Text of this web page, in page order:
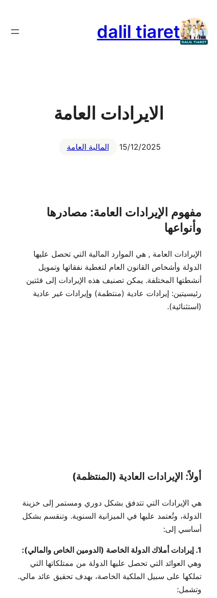
إلى
المحتوى
dalil tiaret
الايرادات العامة
15/12/2025 المالية العامة
مفهوم الإيرادات العامة: مصادرها
وأنواعها
الإيرادات العامة , هي الموارد المالية التي تحصل عليها
الدولة وأشخاص القانون العام لتغطية نفقاتها وتمويل
أنشطتها المختلفة. يمكن تصنيف هذه الإيرادات إلى فئتين
رئيسيتين: إيرادات عادية (منتظمة) وإيرادات غير عادية
(استثنائية).
أولاً: الإيرادات العادية (المنتظمة)
هي الإيرادات التي تتدفق بشكل دوري ومستمر إلى خزينة
الدولة، وتُعتمد عليها في الميزانية السنوية. وتنقسم بشكل
أساسي إلى:
1. إيرادات أملاك الدولة الخاصة (الدومين الخاص والمالي):
وهي العوائد التي تحصل عليها الدولة من ممتلكاتها التي
تملكها على سبيل الملكية الخاصة، بهدف تحقيق عائد مالي.
وتشمل: